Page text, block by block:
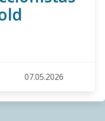
naturaleza respecto al
Domo, Las Naves,
Justicia y Expresan
07.05.2026